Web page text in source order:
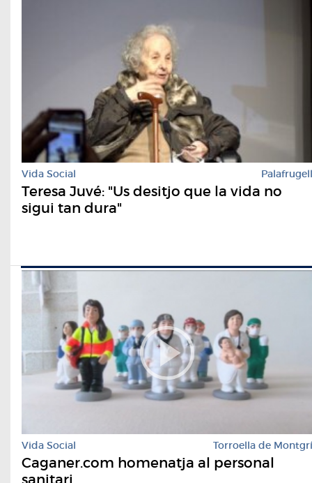
Vida Social Palafrugell
Teresa Juvé: "Us desitjo que la vida no
sigui tan dura"
Vida Social Torroella de Montgrí
Caganer.com homenatja al personal
sanitari